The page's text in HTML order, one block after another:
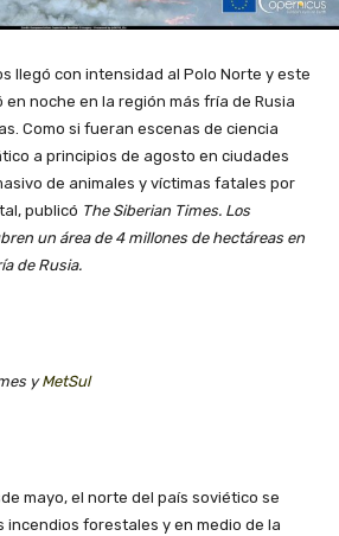
llegó con intensidad al Polo Norte y este
noche en la región más fría de Rusia
Como si fueran escenas de ciencia
a principios de agosto en ciudades
de animales y víctimas fatales por
publicó The Siberian Times. Los
un área de 4 millones de hectáreas en
de Rusia.
yMetSul
mayo, el norte del país soviético se
forestales y en medio de la